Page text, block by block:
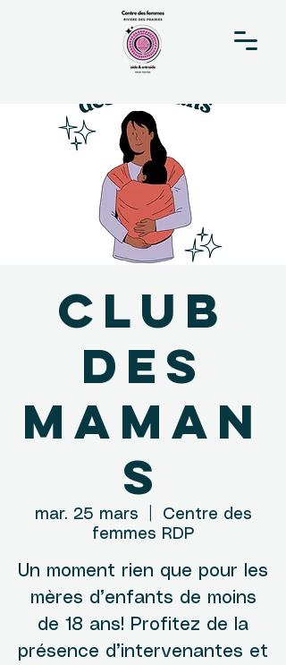
Club
des
maman
s
mar. 25 mars
Centre des
femmes RDP
Un moment rien que pour les
mères d’enfants de moins
de 18 ans! Profitez de la
présence d’intervenantes et